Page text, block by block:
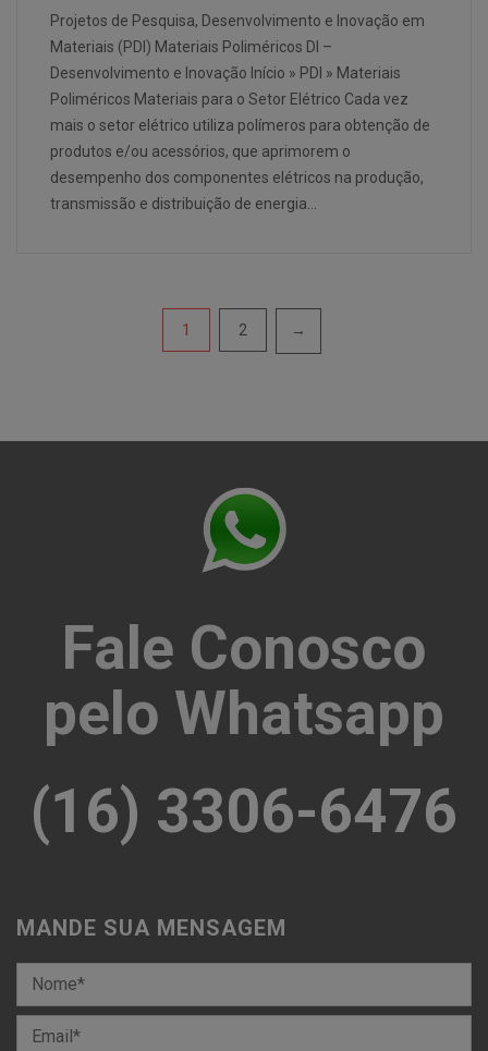
Projetos de Pesquisa, Desenvolvimento e Inovação em
Materiais (PDI) Materiais Poliméricos DI –
Desenvolvimento e Inovação Início » PDI » Materiais
Poliméricos Materiais para o Setor Elétrico Cada vez
mais o setor elétrico utiliza polímeros para obtenção de
produtos e/ou acessórios, que aprimorem o
desempenho dos componentes elétricos na produção,
transmissão e distribuição de energia…
1 2 →
Fale Conosco
pelo Whatsapp
(16) 3306-6476
MANDE SUA MENSAGEM